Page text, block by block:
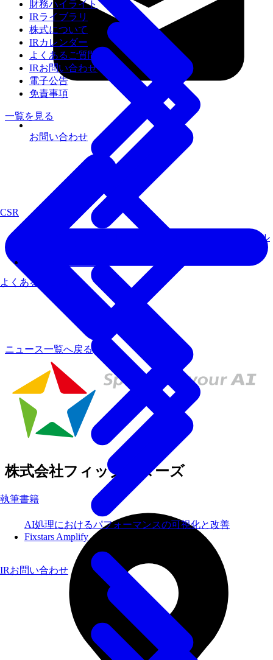
財務ハイライト
IRライブラリ
株式について
IRカレンダー
よくあるご質問
IRお問い合わせ
電子公告
免責事項
一覧を見る
CSR
執筆書籍
届いてすぐにローカルLLMが使えるセキュアなAIオール
AI処理におけるパフォーマンスの可視化と改善
Fixstars Amplify
よくあるご質問
IRお問い合わせ
お問い合わせ
ニュース一覧へ戻る
株式会社フィックスターズ